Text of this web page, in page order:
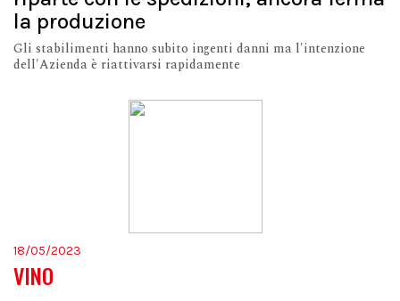
la produzione
Gli stabilimenti hanno subito ingenti danni ma l'intenzione
dell'Azienda è riattivarsi rapidamente
18/05/2023
VINO